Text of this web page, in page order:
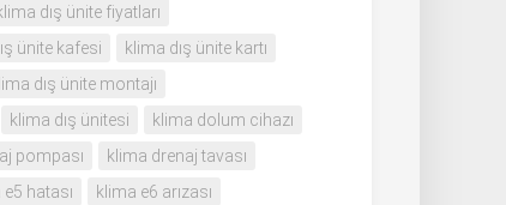
dış ünite fiyatları
ünite kafesi
klima dış ünite kartı
dış ünite montajı
klima dış ünitesi
klima dolum cihazı
pompası
klima drenaj tavası
hatası
klima e6 arızası